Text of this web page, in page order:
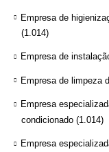
Empresa de
(1.014)
Empresa de
Empresa de limpeza
Empresa
condicionado (1.014)
Empresa